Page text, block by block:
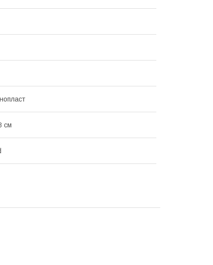
см